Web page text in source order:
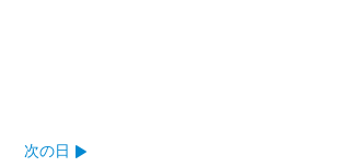
次の日